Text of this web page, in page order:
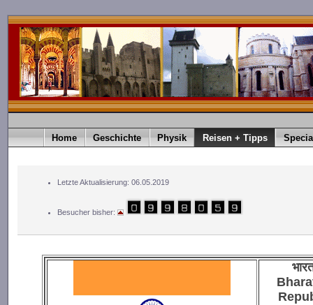
Home Geschichte Physik Reisen + Tipps
Letzte Aktualisierung: 06.05.2019
Besucher bisher: